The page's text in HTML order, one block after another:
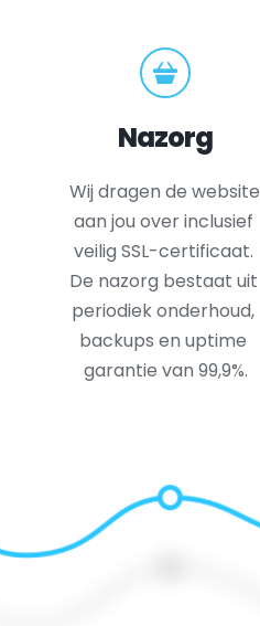
Nazorg
Wij dragen de website
aan jou over inclusief
veilig SSL-certificaat.
De nazorg bestaat uit
periodiek onderhoud,
backups en uptime
garantie van 99,9%.